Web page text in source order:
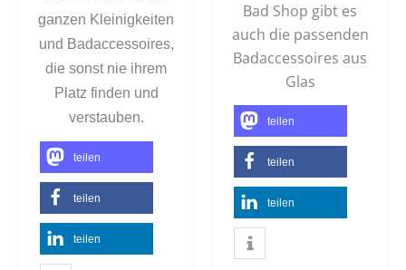
ganzen Kleinigkeiten
und Badaccessoires,
die sonst nie ihrem
Platz finden und
verstauben.
teilen
teilen
teilen
Bad Shop gibt es
auch die passenden
Badaccessoires aus
Glas
teilen
teilen
teilen